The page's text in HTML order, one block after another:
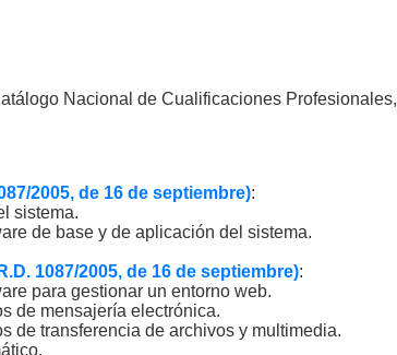
Nacional de Cualificaciones Profesionales,
2005, de 16 de septiembre):
sistema.
de base y de aplicación del sistema.
1087/2005, de 16 de septiembre):
para gestionar un entorno web.
de mensajería electrónica.
de transferencia de archivos y multimedia.